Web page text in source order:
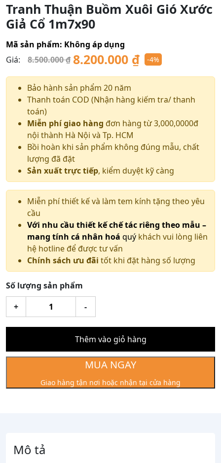
Tranh Thuận Buồm Xuôi Gió Xước
Giả Cổ 1m7x90
Mã sản phẩm: Không áp dụng
Giá:
8.500.000₫
Giá
gốc
là:
8.500.000 ₫.
8.200.000 ₫
Giá
hiện
tại
là:
8.200.000 ₫.
-4%
Bảo hành sản phẩm 20 năm
Thanh toán COD (Nhận hàng kiếm tra/ thanh
toán)
Miễn phí giao hàng đơn hàng từ 3,000,0000đ
nội thành Hà Nội và Tp. HCM
Bồi hoàn khi sản phẩm không đúng mẫu, chất
lượng đã đặt
Sản xuất trực tiếp, kiểm duyệt kỹ càng
Miễn phí thiết kế và làm tem kính tặng theo yêu
cầu
Với nhu cầu thiết kế chế tác riêng theo mẫu –
mang tính cá nhân hoá quý khách vui lòng liên
hệ hotline để được tư vấn
Chính sách ưu đãi tốt khi đặt hàng số lượng
Số lượng sản phẩm
-
Thuận
Buồm
Gió
Cổ
+
Thêm vào giỏ hàng
MUA NGAY
Giao hàng tận nơi hoặc nhận tại cửa hàng
Mô tả